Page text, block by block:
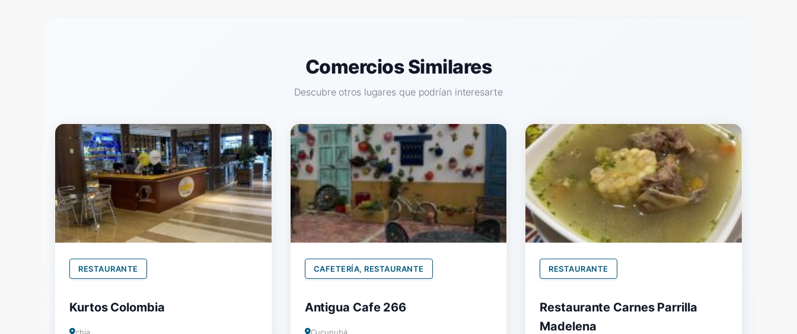
Comercios Similares
Descubre otros lugares que podrían interesarte
RESTAURANTE
Kurtos Colombia
chia
CAFETERÍA, RESTAURANTE
Antigua Cafe 266
Cucunubá
RESTAURANTE
Restaurante Carnes Parrilla
Madelena